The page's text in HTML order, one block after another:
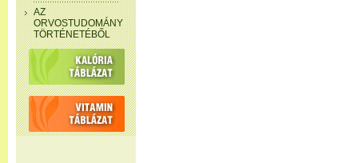
AZ
ORVOSTUDOMÁNY
TÖRTÉNETÉBŐL